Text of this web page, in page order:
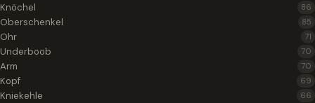
Knöchel 86
Oberschenkel 85
Ohr 71
Underboob 70
Arm 70
Kopf 69
Kniekehle 66